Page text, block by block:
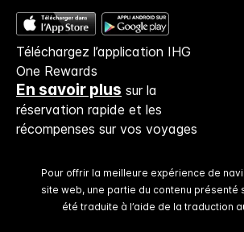
Téléchargez l’application IHG
One Rewards
En savoir plus sur la
réservation rapide et les
récompenses sur vos voyages
Votre vie privée est importante
nous nous efforçons de la
renseignements personnels que
sont cryptés et sécurisés.
Pour offrir la meilleure expérience de
site web, une partie du contenu présenté
été traduite à l’aide de la traduction